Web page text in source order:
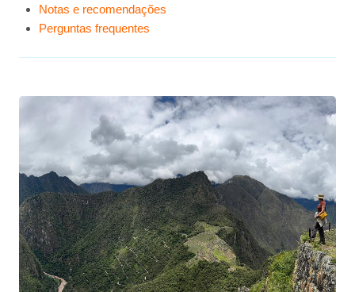
Notas e recomendações
Perguntas frequentes